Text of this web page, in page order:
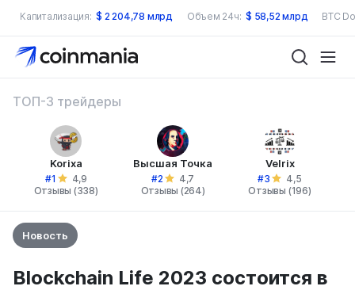
Капитализация: $ 2 204,78 млрд Объем 24ч: $ 58,52 млрд BTC
ТОП-3 трейдеры
Korixa
#1
4,9
Отзывы (338)
Высшая Точка
#2
4,7
Отзывы (264)
Velrix
#3
4,5
Отзывы (196)
Новость
Blockchain Life 2023 состоится в